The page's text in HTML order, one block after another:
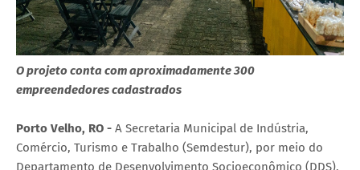
O projeto conta com aproximadamente 300
empreendedores cadastrados
Porto Velho, RO - A Secretaria Municipal de Indústria,
Comércio, Turismo e Trabalho (Semdestur), por meio do
Departamento de Desenvolvimento Socioeconômico (DDS),